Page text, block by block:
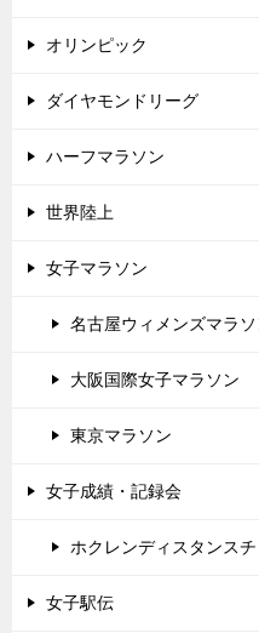
オリンピック
ダイヤモンドリーグ
ハーフマラソン
世界陸上
女子マラソン
名古屋ウィメンズマラソ
大阪国際女子マラソン
東京マラソン
女子成績・記録会
ホクレンディスタンス
女子駅伝